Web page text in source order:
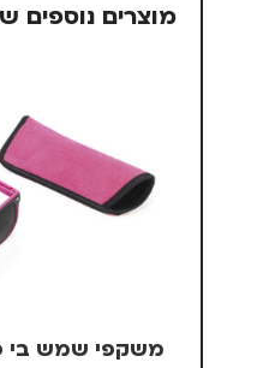
מוצרים נוספים
משקפי שמש בי